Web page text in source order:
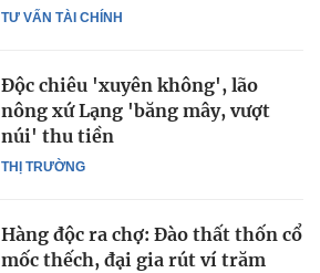
TƯ VẤN TÀI CHÍNH
THỊ TRƯỜNG
Độc chiêu 'xuyên không', lão
nông xứ Lạng 'băng mây, vượt
núi' thu tiền
Hàng độc ra chợ: Đào thất thốn cổ
mốc thếch, đại gia rút ví trăm